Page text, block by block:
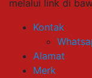
melalui link di
Kontak
Alamat
Merk